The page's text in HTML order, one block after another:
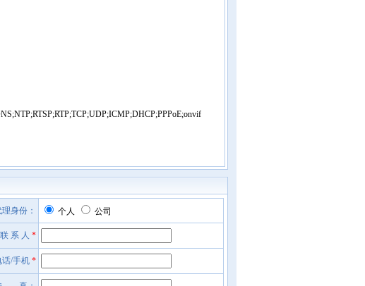
身份： 个人 公司
联 系 人 *
话/手机 *